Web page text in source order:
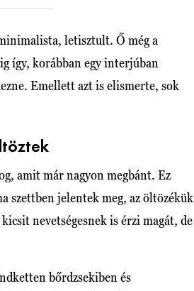
letisztult. Ő még a
így, korábban egy interjúban
Emellett azt is elismerte, sok
amit már nagyon megbánt. Ez
szettben jelentek meg, az öltözékük
nevetségesnek is érzi magát, de
bőrdzsekiben és